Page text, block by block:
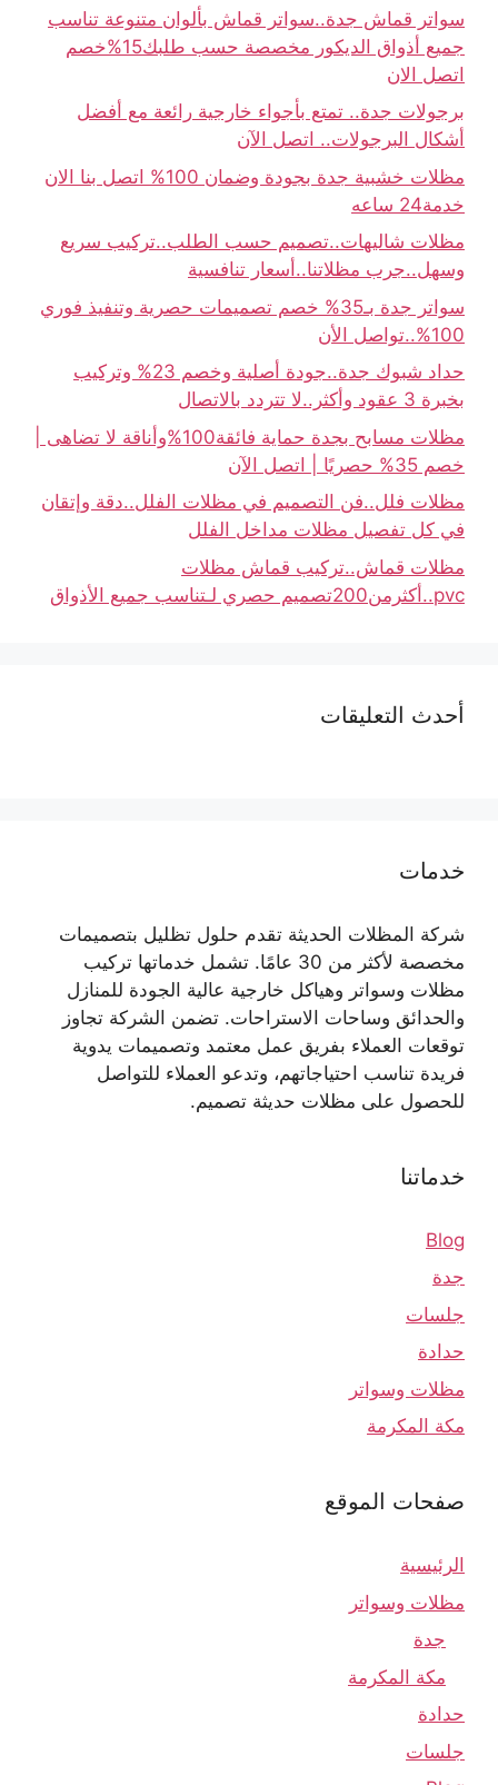
سواتر قماش جدة..سواتر قماش بألوان متنوعة تناسب
جميع أذواق الديكور مخصصة حسب طلبك15%خصم
اتصل الان
برجولات جدة.. تمتع بأجواء خارجية رائعة مع أفضل
أشكال البرجولات.. اتصل الآن
مظلات خشبية جدة بجودة وضمان 100% اتصل بنا الان
خدمة24 ساعه
مظلات شاليهات..تصميم حسب الطلب..تركيب سريع
وسهل..جرب مظلاتنا..أسعار تنافسية
سواتر جدة بـ35% خصم تصميمات حصرية وتنفيذ فوري
100%..تواصل الأن
حداد شبوك جدة..جودة أصلية وخصم 23% وتركيب
بخبرة 3 عقود وأكثر..لا تتردد بالاتصال
مظلات مسابح بجدة حماية فائقة100%وأناقة لا تضاهى |
خصم 35% حصريًا | اتصل الآن
مظلات فلل..فن التصميم في مظلات الفلل..دقة وإتقان
في كل تفصيل مظلات مداخل الفلل
مظلات قماش..تركيب قماش مظلات
pvc..أكثرمن200تصميم حصري لـتناسب جميع الأذواق
أحدث التعليقات
خدمات
شركة المظلات الحديثة تقدم حلول تظليل بتصميمات
مخصصة لأكثر من 30 عامًا. تشمل خدماتها تركيب
مظلات وسواتر وهياكل خارجية عالية الجودة للمنازل
والحدائق وساحات الاستراحات. تضمن الشركة تجاوز
توقعات العملاء بفريق عمل معتمد وتصميمات يدوية
فريدة تناسب احتياجاتهم، وتدعو العملاء للتواصل
للحصول على مظلات حديثة تصميم.
خدماتنا
Blog
جدة
جلسات
حدادة
مظلات وسواتر
مكة المكرمة
صفحات الموقع
الرئيسية
مظلات وسواتر
جدة
مكة المكرمة
حدادة
جلسات